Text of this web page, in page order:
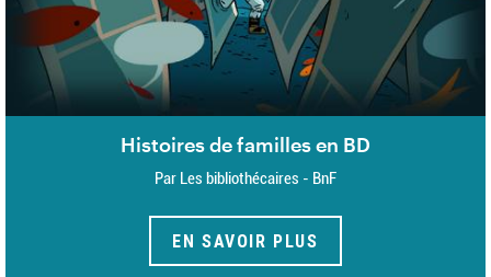
Histoires de familles en BD
Par Les bibliothécaires - BnF
EN SAVOIR PLUS